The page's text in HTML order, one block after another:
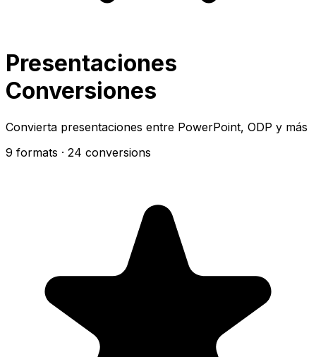
Presentaciones
Conversiones
Convierta presentaciones entre PowerPoint, ODP y más
9 formats · 24 conversions